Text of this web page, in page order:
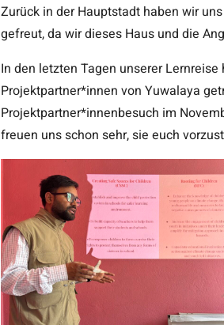
Zurück in der Hauptstadt haben wir
gefreut, da wir dieses Haus und die
In den letzten Tagen unserer
Projektpartner*innen von Yuwalaya
Projektpartner*innenbesuch im
freuen uns schon sehr, sie euch